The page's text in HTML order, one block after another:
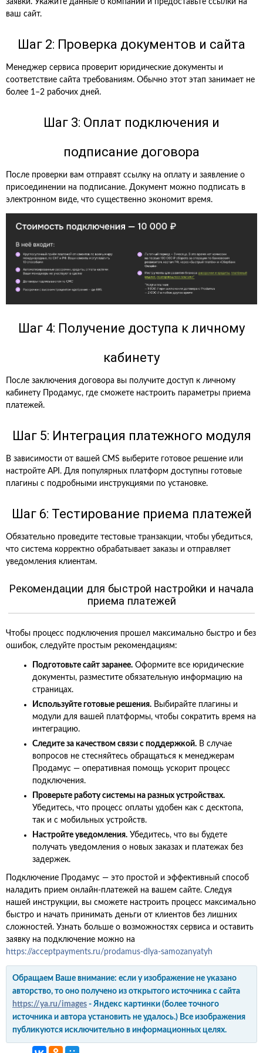
заявки. Укажите данные о компании и предоставьте ссылки на
ваш сайт.
Шаг 2: Проверка документов и сайта
Менеджер сервиса проверит юридические документы и
соответствие сайта требованиям. Обычно этот этап занимает не
более 1–2 рабочих дней.
Шаг 3: Оплат подключения и
подписание договора
После проверки вам отправят ссылку на оплату и заявление о
присоединении на подписание. Документ можно подписать в
электронном виде, что существенно экономит время.
Шаг 4: Получение доступа к личному
кабинету
После заключения договора вы получите доступ к личному
кабинету Продамус, где сможете настроить параметры приема
платежей.
Шаг 5: Интеграция платежного модуля
В зависимости от вашей CMS выберите готовое решение или
настройте API. Для популярных платформ доступны готовые
плагины с подробными инструкциями по установке.
Шаг 6: Тестирование приема платежей
Обязательно проведите тестовые транзакции, чтобы убедиться,
что система корректно обрабатывает заказы и отправляет
уведомления клиентам.
Рекомендации для быстрой настройки и начала
приема платежей
Чтобы процесс подключения прошел максимально быстро и без
ошибок, следуйте простым рекомендациям:
Подготовьте сайт заранее. Оформите все юридические
документы, разместите обязательную информацию на
страницах.
Используйте готовые решения. Выбирайте плагины и
модули для вашей платформы, чтобы сократить время на
интеграцию.
Следите за качеством связи с поддержкой. В случае
вопросов не стесняйтесь обращаться к менеджерам
Продамус — оперативная помощь ускорит процесс
подключения.
Проверьте работу системы на разных устройствах.
Убедитесь, что процесс оплаты удобен как с десктопа,
так и с мобильных устройств.
Настройте уведомления. Убедитесь, что вы будете
получать уведомления о новых заказах и платежах без
задержек.
Подключение Продамус — это простой и эффективный способ
наладить прием онлайн-платежей на вашем сайте. Следуя
нашей инструкции, вы сможете настроить процесс максимально
быстро и начать принимать деньги от клиентов без лишних
сложностей. Узнать больше о возможностях сервиса и оставить
заявку на подключение можно на
https://acceptpayments.ru/prodamus-dlya-samozanyatyh
Обращаем Ваше внимание: если у изображение не указано
авторство, то оно получено из открытого источника с сайта
https://ya.ru/images - Яндекс картинки (более точного
источника и автора установить не удалось.) Все изображения
публикуются исключительно в информационных целях.